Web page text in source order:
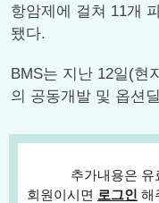
항암제에 걸쳐 11개
됐다.
BMS는 지난 12일(현
의 공동개발 및 옵션
추가내용은 유
회원이시면 로그인 해